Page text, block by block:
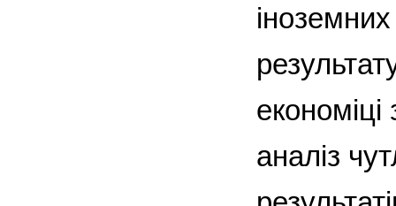
аналіз